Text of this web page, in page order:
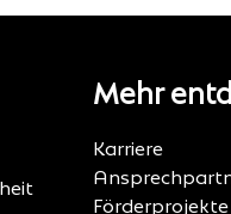
Mehr
Karriere
Förderprojekte